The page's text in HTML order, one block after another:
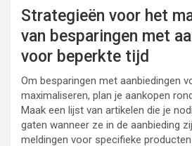
Strategieën voor het
van besparingen met
voor beperkte tijd
Om besparingen met aanbiedingen
maximaliseren, plan je aankopen
Maak een lijst van artikelen die je
gaten wanneer ze in de aanbieding
meldingen voor specifieke